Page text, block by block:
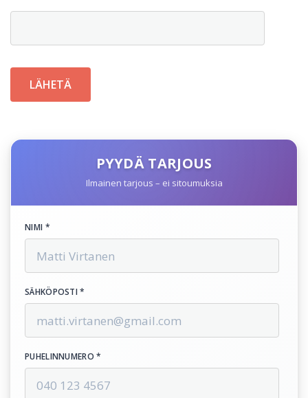
PYYDÄ TARJOUS
Ilmainen tarjous – ei sitoumuksia
NIMI *
SÄHKÖPOSTI *
PUHELINNUMERO *